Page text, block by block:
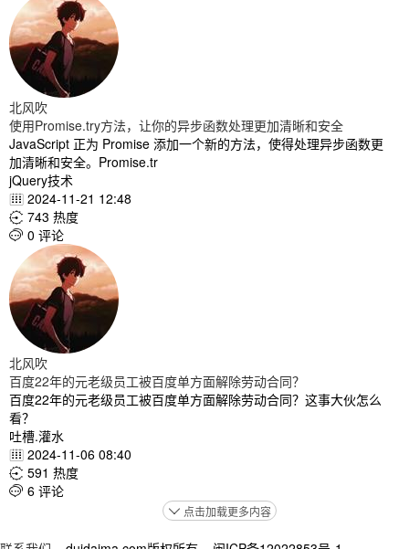
北风吹
使用Promise.try方法，让你的异步函数处理更加清晰和安全
JavaScript 正为 Promise 添加一个新的方法，使得处理异步函数更
加清晰和安全。Promise.tr
jQuery技术
 2024-11-21 12:48
 743 热度
 0 评论
北风吹
百度22年的元老级员工被百度单方面解除劳动合同？
百度22年的元老级员工被百度单方面解除劳动合同？这事大伙怎么
看？
吐槽.灌水
 2024-11-06 08:40
 591 热度
 6 评论
 点击加载更多内容